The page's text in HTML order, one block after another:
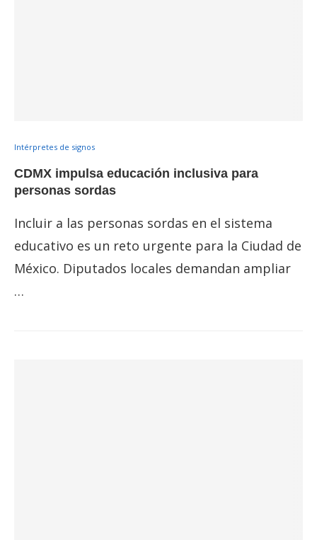
Intérpretes de signos
CDMX impulsa educación inclusiva para
personas sordas
Incluir a las personas sordas en el sistema
educativo es un reto urgente para la Ciudad de
México. Diputados locales demandan ampliar
…